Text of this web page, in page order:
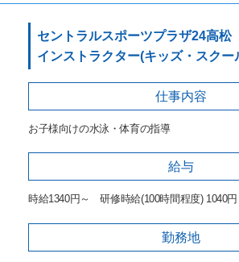
セントラルスポーツプラザ24高松
インストラクター(キッズ・スクー
仕事内容
お子様向けの水泳・体育の指導
給与
時給1340円～ 研修時給(100時間程度) 1040円
勤務地